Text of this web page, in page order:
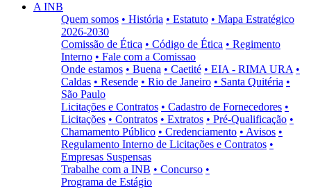
Canais
A INB
Quem somos • História • Estatuto • Mapa Estratégico
2026-2030
Comissão de Ética • Código de Ética • Regimento
Interno • Fale com a Comissao
Onde estamos • Buena • Caetité • EIA - RIMA URA •
Caldas • Resende • Rio de Janeiro • Santa Quitéria •
São Paulo
Licitações e Contratos • Cadastro de Fornecedores •
Licitações • Contratos • Extratos • Pré-Qualificação •
Chamamento Público • Credenciamento • Avisos •
Regulamento Interno de Licitações e Contratos •
Empresas Suspensas
Trabalhe com a INB • Concurso •
Programa de Estágio